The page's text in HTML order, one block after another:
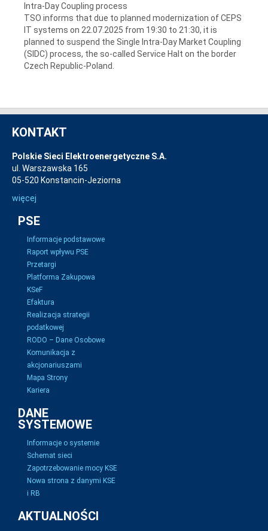
Intra-Day Coupling process
TSO informs that due to planned modernization of CEPS
IT systems on 22.07.2025 from 19:30 to 21:30, it is
planned to suspend the Single Intra-Day Market Coupling
(SIDC) process, the so-called Service Halt on the border
Czech Republic-Poland.
KONTAKT
Polskie Sieci Elektroenergetyczne S.A.
ul. Warszawska 165
05-520 Konstancin-Jeziorna
więcej
PSE
Informacje podstawowe
Raport wpływu PSE
Przetargi
Platforma Zakupowa
KSeF
Efaktura
Realizacja strategii
podatkowej
RODO – Dane Osobowe
Komunikacja z
akcjonariuszami
Mapa Strony
Kariera
DANE
SYSTEMOWE
Informacje o systemie
Schemat sieci
Zapotrzebowanie mocy KSE
Nowa strona z danymi KSE
i RB
AKTUALNOŚCI